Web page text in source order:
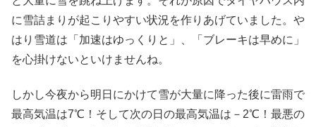
に雪詰まりが起こりやすい状況を作りあげていました。や
はり雪道は「加速はゆっくりと」、「ブレーキは早めに」
を心掛けないといけませんね。
しかし今夜から明日にかけて雪が大量に降った後に雷雨で
最高気温は7℃！そして次の日の最高気温は－2℃！最悪の